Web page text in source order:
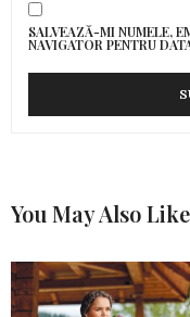
SALVEAZĂ-MI NUMELE,
NAVIGATOR PENTRU
You May Also Like